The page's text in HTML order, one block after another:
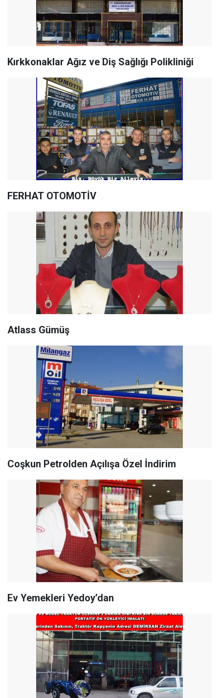
Kırkkonaklar Ağız ve Diş Sağlığı Polikliniği
FERHAT OTOMOTİV
Atlass Gümüş
Coşkun Petrolden Açılışa Özel İndirim
Ev Yemekleri Yedoy’dan